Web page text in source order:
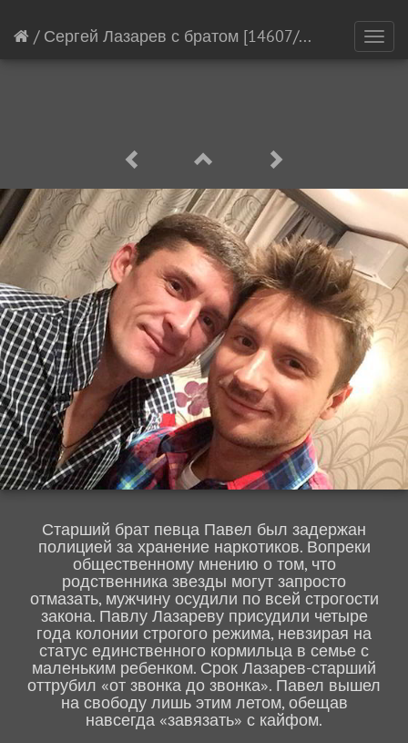
/ Сергей Лазарев с братом [14607/21145]
Старший брат певца Павел был задержан
полицией за хранение наркотиков. Вопреки
общественному мнению о том, что
родственника звезды могут запросто
отмазать, мужчину осудили по всей строгости
закона. Павлу Лазареву присудили четыре
года колонии строгого режима, невзирая на
статус единственного кормильца в семье с
маленьким ребенком. Срок Лазарев-старший
оттрубил «от звонка до звонка». Павел вышел
на свободу лишь этим летом, обещав
навсегда «завязать» с кайфом.